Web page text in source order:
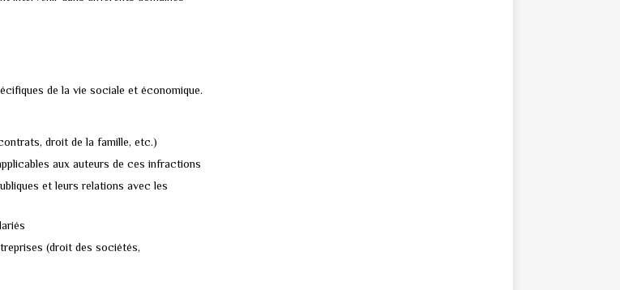
de la vie sociale et économique.
droit de la famille, etc.)
aux auteurs de ces infractions
et leurs relations avec les
(droit des sociétés,